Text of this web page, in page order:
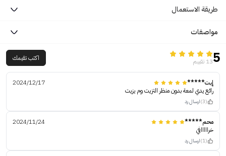
طريقة الاستعمال
مواصفات
513 تقييم اكتب تقيمك
إبت*****
2024/12/17
رائع يدي لمعة بدون منظر التزيت وم يزيت
(3) ارسال رد
محم*****
2024/11/24
خرااااافي
(1) ارسال رد